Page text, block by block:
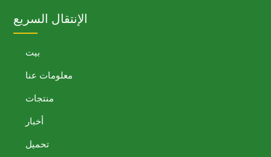
الإنتقال السريع
بيت
معلومات عنا
منتجات
أخبار
تحميل